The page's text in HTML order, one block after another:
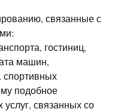
связанные с
гостиниц,
машин,
спортивных
подобное
услуг, связанных со